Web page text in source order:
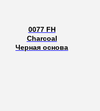
0077 FH
Charcoal
Черная основа